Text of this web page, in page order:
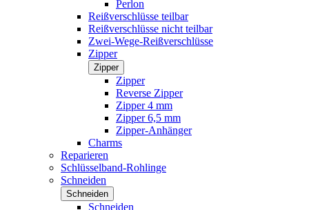
Perlon
Reißverschlüsse teilbar
Reißverschlüsse nicht teilbar
Zwei-Wege-Reißverschlüsse
Zipper
Zipper
Zipper
Reverse Zipper
Zipper 4 mm
Zipper 6,5 mm
Zipper-Anhänger
Charms
Reparieren
Schlüsselband-Rohlinge
Schneiden
Schneiden
Schneiden